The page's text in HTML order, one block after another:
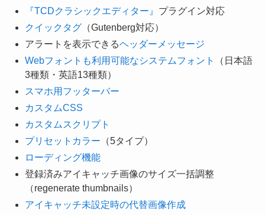
『TCDクラシックエディター』 プラグイン対応
クイックタグ（Gutenberg対応）
アラートを表示できるヘッダーメッセージ
Webフォントも利用可能なシステムフォント
（日本語
3種類・英語13種類）
スマホ用フッターバー
カスタムCSS
カスタムスクリプト
プリセットカラー （5タイプ）
ローディング機能
登録済みアイキャッチ画像のサイズ一括調整
（regenerate thumbnails）
アイキャッチ未設定時の代替画像作成